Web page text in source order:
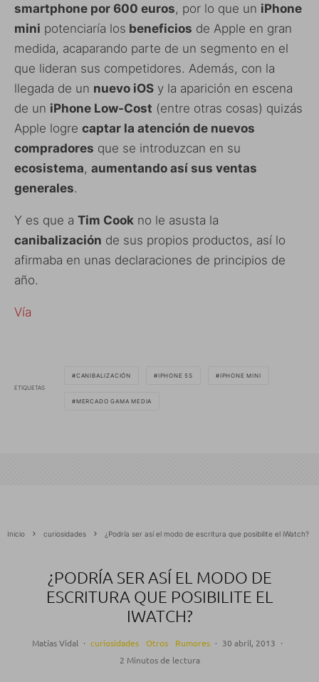
smartphone por 600 euros, por lo que un iPhone
mini potenciaría los beneficios de Apple en gran
medida, acaparando parte de un segmento en el
que lideran sus competidores. Además, con la
llegada de un nuevo iOS y la aparición en escena
de un iPhone Low-Cost (entre otras cosas) quizás
Apple logre captar la atención de nuevos
compradores que se introduzcan en su
ecosistema, aumentando así sus ventas
generales.
Y es que a Tim Cook no le asusta la
canibalización de sus propios productos, así lo
afirmaba en unas declaraciones de principios de
año.
Vía
ETIQUETAS
CANIBALIZACIÓN IPHONE 5S IPHONE MINI
MERCADO GAMA MEDIA
Inicio curiosidades ¿Podría ser así el modo de escritura que posibilite el iWatch?
¿PODRÍA SER ASÍ EL MODO DE
ESCRITURA QUE POSIBILITE EL
IWATCH?
Matías Vidal · curiosidades Otros Rumores · 30 abril, 2013 ·
2 Minutos de lectura